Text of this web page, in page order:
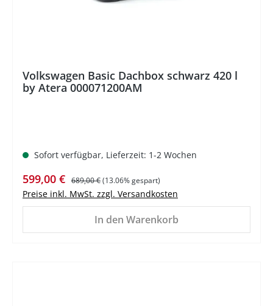
Volkswagen Basic Dachbox schwarz 420 l
by Atera 000071200AM
Sofort verfügbar, Lieferzeit: 1-2 Wochen
Verkaufspreis:
599,00 € Regulärer Preis:
689,00 €(13.06% gespart)
Preise inkl. MwSt. zzgl. Versandkosten
In den Warenkorb